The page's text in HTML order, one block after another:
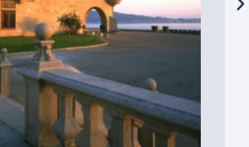
vous séduire par les saveurs
dans nos restaurants
situés dans l’enceinte du
à proximité immédiate.